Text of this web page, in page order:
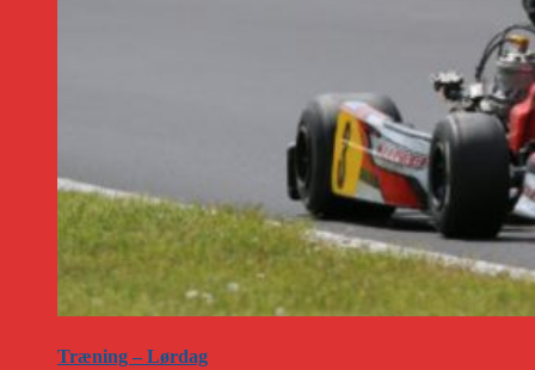
Træning – Lørdag